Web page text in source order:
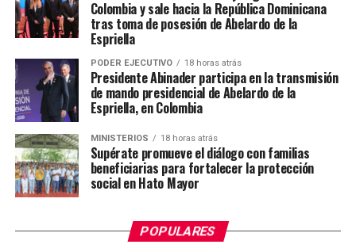
Colombia y sale hacia la República Dominicana
tras toma de posesión de Abelardo de la
Espriella
PODER EJECUTIVO 18 horas atrás
Presidente Abinader participa en la transmisión
de mando presidencial de Abelardo de la
Espriella, en Colombia
MINISTERIOS 18 horas atrás
Supérate promueve el diálogo con familias
beneficiarias para fortalecer la protección
social en Hato Mayor
POPULARES